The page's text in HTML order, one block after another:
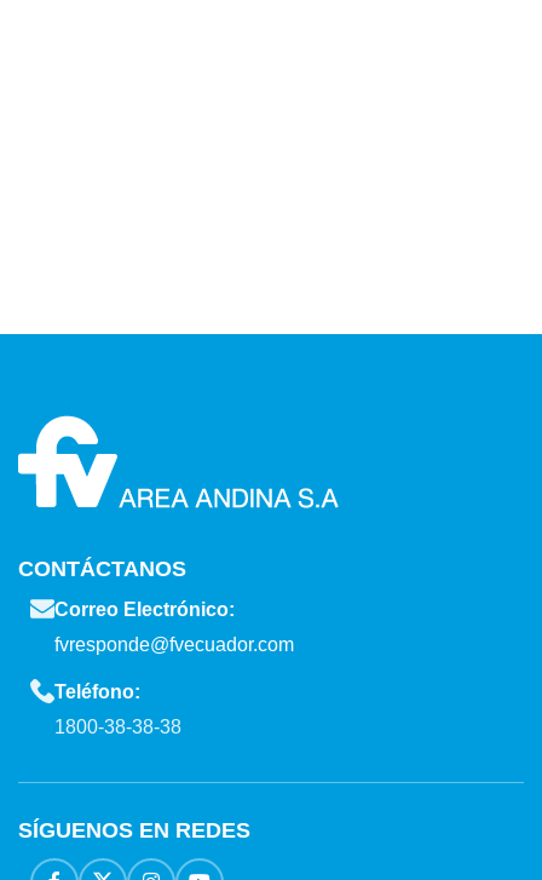
CONTÁCTANOS
Correo Electrónico:
fvresponde@fvecuador.com
Teléfono:
1800-38-38-38
SÍGUENOS EN REDES